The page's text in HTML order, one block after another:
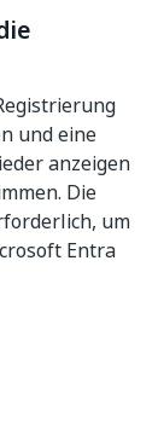
und eine
anzeigen
Die
um
Entra